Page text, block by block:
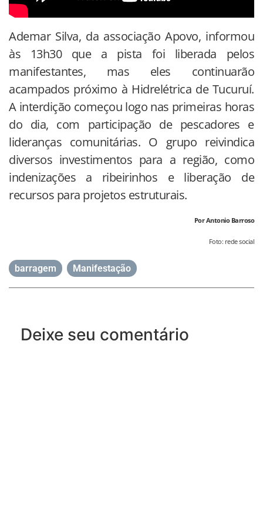
Ademar Silva, da associação Apovo, informou
às 13h30 que a pista foi liberada pelos
manifestantes, mas eles continuarão
acampados próximo à Hidrelétrica de Tucuruí.
A interdição começou logo nas primeiras horas
do dia, com participação de pescadores e
lideranças comunitárias. O grupo reivindica
diversos investimentos para a região, como
indenizações a ribeirinhos e liberação de
recursos para projetos estruturais.
Por Antonio Barroso
Foto: rede social
barragem Manifestação
Deixe seu comentário